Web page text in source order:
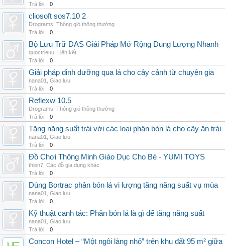
Trả lời:
0
cliosoft sos7.10 2
Drograms Thông gió thông thường
Trả lời:
0
Bộ Lưu Trữ DAS Giải Pháp Mở Rộng Dung Lượng Nhanh
quoctrieuu Liên kết
Trả lời:
0
Giải pháp dinh dưỡng qua lá cho cây cảnh từ chuyên gia
nana01
Giao lưu
Trả lời:
0
Reflexw 10.5
Drograms Thông gió thông thường
Trả lời:
0
Tăng năng suất trái với các loại phân bón lá cho cây ăn trái
nana01
Giao lưu
Trả lời:
0
Đồ Chơi Thông Minh Giáo Dục Cho Bé - YUMI TOYS
thien7 Các đồ gia dụng khác
Trả lời:
0
Dùng Bortrac phân bón lá vi lượng tăng năng suất vụ mùa
nana01
Giao lưu
Trả lời:
0
Kỹ thuật canh tác: Phân bón lá là gì để tăng năng suất
nana01
Giao lưu
Trả lời:
0
Concon Hotel – “Một ngôi làng nhỏ” trên khu đất 95 m²